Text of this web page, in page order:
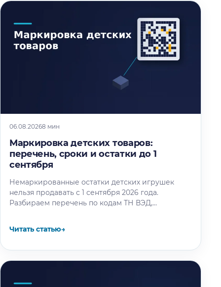
06.08.20268 мин
Маркировка детских товаров:
перечень, сроки и остатки до 1
сентября
Немаркированные остатки детских игрушек
нельзя продавать с 1 сентября 2026 года.
Разбираем перечень по кодам ТН ВЭД,
Читать статью→